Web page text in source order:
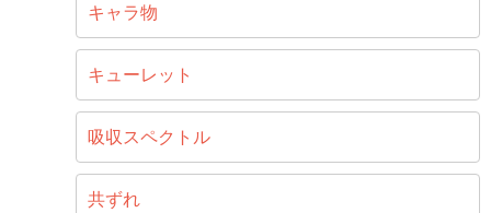
キャラ物
キューレット
吸収スペクトル
共ずれ